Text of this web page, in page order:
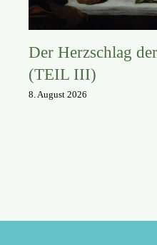
Der Herzschlag
(TEIL III)
8. August 2026